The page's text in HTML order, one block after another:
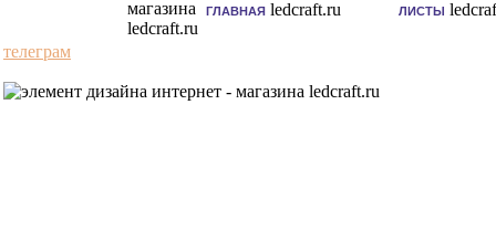
ГЛАВНАЯ
ЛИСТЫ
телеграм